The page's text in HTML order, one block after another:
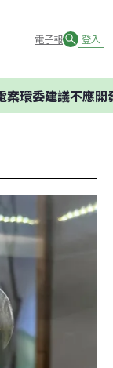
電子報 登入
不應開發